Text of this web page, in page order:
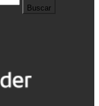
Buscar